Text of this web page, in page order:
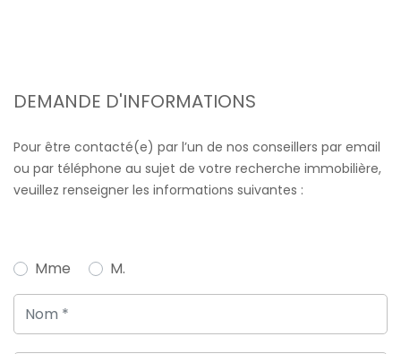
DEMANDE D'INFORMATIONS
Pour être contacté(e) par l’un de nos conseillers par email
ou par téléphone au sujet de votre recherche immobilière,
veuillez renseigner les informations suivantes :
Mme M.